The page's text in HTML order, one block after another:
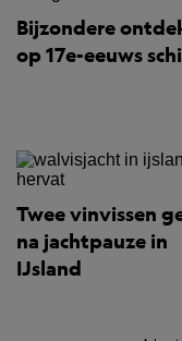
Bijzondere
op 17e-eeuws
Twee vinvissen
na jachtpauze in
IJsland